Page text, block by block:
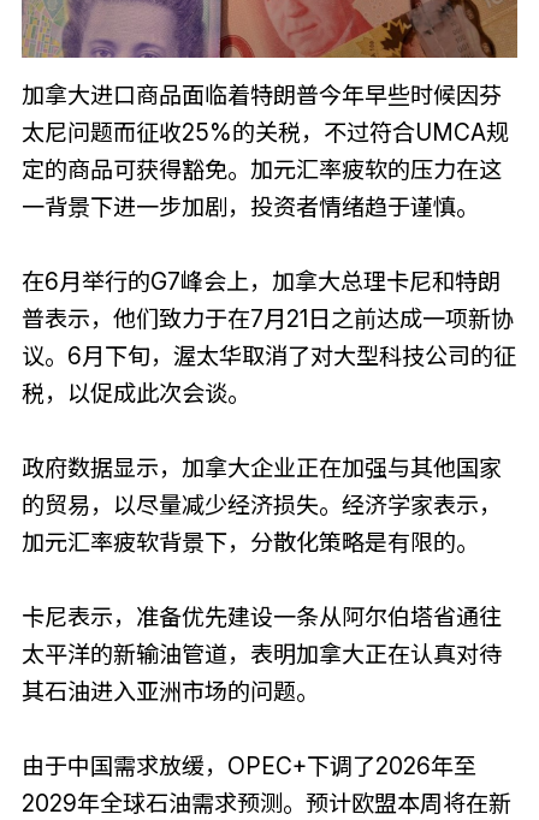
加拿大进口商品面临着特朗普今年早些时候因芬
太尼问题而征收25%的关税，不过符合UMCA规
定的商品可获得豁免。加元汇率疲软的压力在这
一背景下进一步加剧，投资者情绪趋于谨慎。
在6月举行的G7峰会上，加拿大总理卡尼和特朗
普表示，他们致力于在7月21日之前达成一项新协
议。6月下旬，渥太华取消了对大型科技公司的征
税，以促成此次会谈。
政府数据显示，加拿大企业正在加强与其他国家
的贸易，以尽量减少经济损失。经济学家表示，
加元汇率疲软背景下，分散化策略是有限的。
卡尼表示，准备优先建设一条从阿尔伯塔省通往
太平洋的新输油管道，表明加拿大正在认真对待
其石油进入亚洲市场的问题。
由于中国需求放缓，OPEC+下调了2026年至
2029年全球石油需求预测。预计欧盟本周将在新